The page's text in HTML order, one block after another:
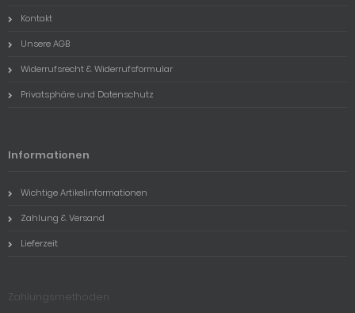
Kontakt
Unsere AGB
Widerrufsrecht & Widerrufsformular
Privatsphäre und Datenschutz
Informationen
Wichtige Artikelinformationen
Zahlung & Versand
Lieferzeit
Zahlungsmethoden